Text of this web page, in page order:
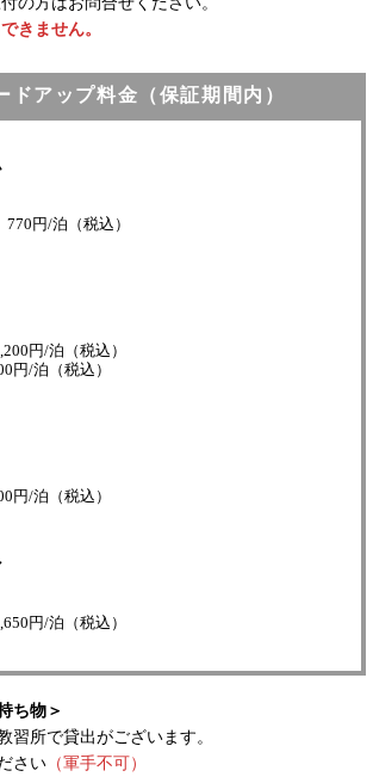
きません。
ドアップ料金（保証期間内）
円/泊（税込）
円/泊（税込）
円/泊（税込）
円/泊（税込）
円/泊（税込）
ち物＞
習所で貸出がございます。
さい （軍手不可）